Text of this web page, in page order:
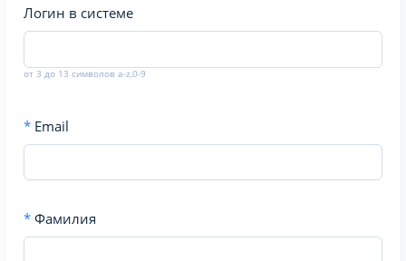
Логин в системе
от 3 до 13 символов a-z,0-9
* Email
* Фамилия